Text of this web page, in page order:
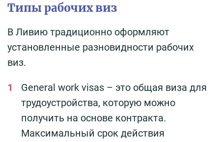
Типы рабочих виз
В Ливию традиционно оформляют
установленные разновидности рабочих
виз.
General work visas – это общая виза для
трудоустройства, которую можно
получить на основе контракта.
Максимальный срок действия